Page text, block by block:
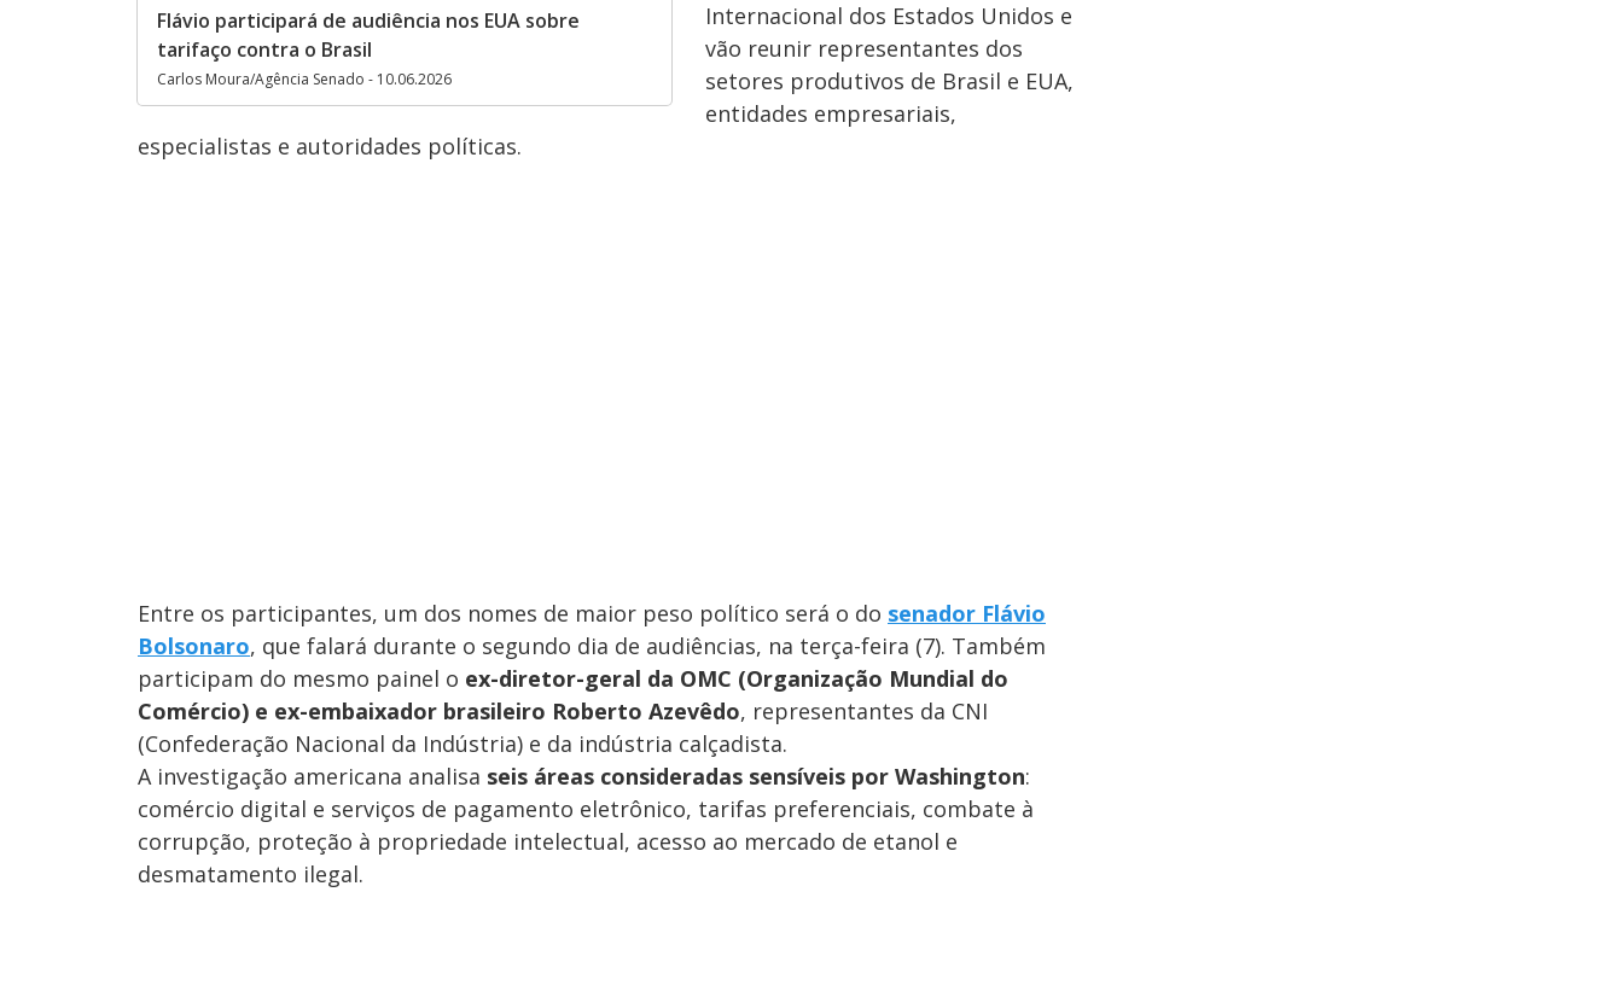
Flávio participará de audiência nos EUA sobre
tarifaço contra o Brasil
Carlos Moura/Agência Senado - 10.06.2026
Internacional dos Estados Unidos e
vão reunir representantes dos
setores produtivos de Brasil e EUA,
entidades empresariais,
especialistas e autoridades políticas.
Entre os participantes, um dos nomes de maior peso político será o do senador Flávio
Bolsonaro, que falará durante o segundo dia de audiências, na terça-feira (7). Também
participam do mesmo painel o ex-diretor-geral da OMC (Organização Mundial do
Comércio) e ex-embaixador brasileiro Roberto Azevêdo, representantes da CNI
(Confederação Nacional da Indústria) e da indústria calçadista.
A investigação americana analisa seis áreas consideradas sensíveis por Washington:
comércio digital e serviços de pagamento eletrônico, tarifas preferenciais, combate à
corrupção, proteção à propriedade intelectual, acesso ao mercado de etanol e
desmatamento ilegal.